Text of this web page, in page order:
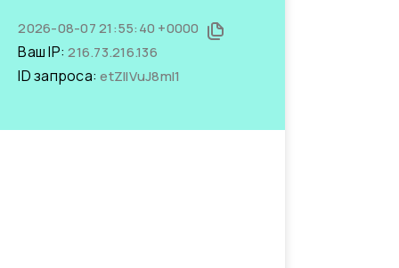
2026-08-07 21:55:40 +0000
Ваш IP:216.73.216.136
ID запроса:etZIIVuJ8mI1